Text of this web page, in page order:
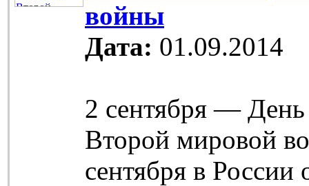
войны
Дата: 01.09.2014
2 сентября —
Второй мировой
сентября в России